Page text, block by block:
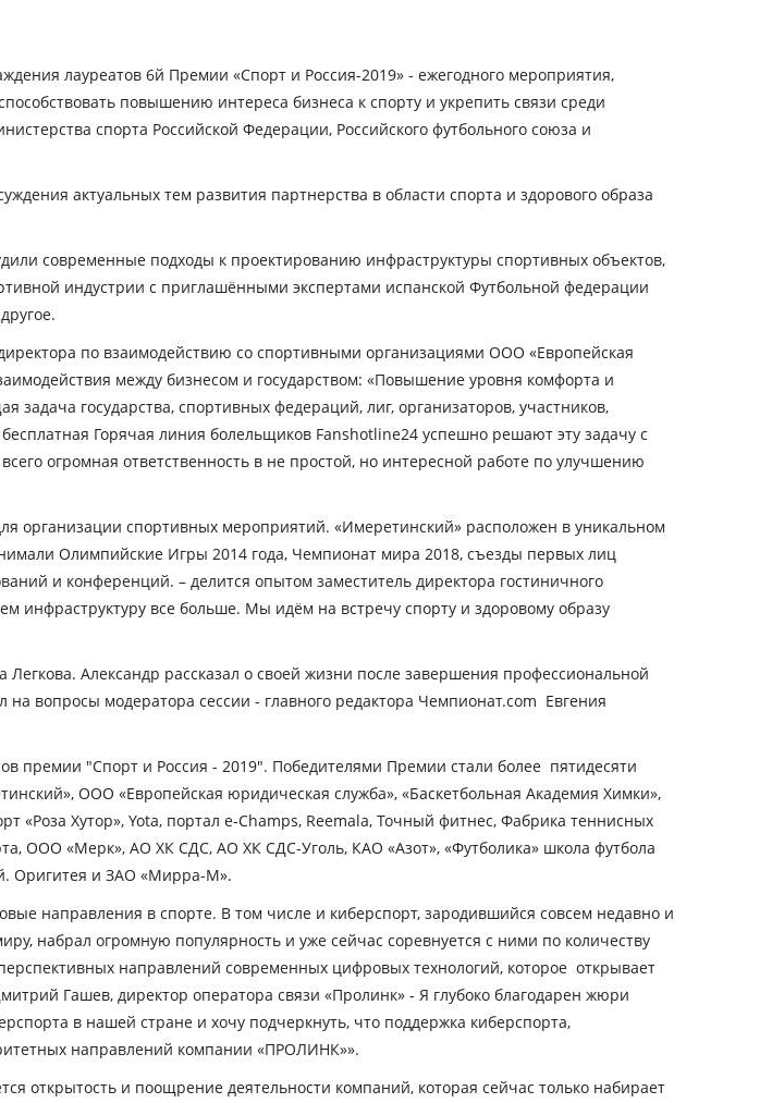
лауреатов 6й Премии «Спорт и Россия-2019» - ежегодного мероприятия,
повышению интереса бизнеса к спорту и укрепить связи среди
спорта Российской Федерации, Российского футбольного союза и
актуальных тем развития партнерства в области спорта и здорового образа
современные подходы к проектированию инфраструктуры спортивных объектов,
индустрии с приглашёнными экспертами испанской Футбольной федерации
по взаимодействию со спортивными организациями ООО «Европейская
между бизнесом и государством: «Повышение уровня комфорта и
государства, спортивных федераций, лиг, организаторов, участников,
Горячая линия болельщиков Fanshotline24 успешно решают эту задачу с
огромная ответственность в не простой, но интересной работе по улучшению
организации спортивных мероприятий. «Имеретинский» расположен в уникальном
Олимпийские Игры 2014 года, Чемпионат мира 2018, съезды первых лиц
и конференций. – делится опытом заместитель директора гостиничного
инфраструктуру все больше. Мы идём на встречу спорту и здоровому образу
Александр рассказал о своей жизни после завершения профессиональной
на вопросы модератора сессии - главного редактора Чемпионат.com Евгения
премии "Спорт и Россия - 2019". Победителями Премии стали более пятидесяти
ООО «Европейская юридическая служба», «Баскетбольная Академия Химки»,
Хутор», Yota, портал e-Champs, Reemala, Точный фитнес, Фабрика теннисных
ООО «Мерк», АО ХК СДС, АО ХК СДС-Уголь, КАО «Азот», «Футболика» школа футбола
Оригитея и ЗАО «Мирра-М».
направления в спорте. В том числе и киберспорт, зародившийся совсем недавно и
набрал огромную популярность и уже сейчас соревнуется с ними по количеству
направлений современных цифровых технологий, которое открывает
Гашев, директор оператора связи «Пролинк» - Я глубоко благодарен жюри
в нашей стране и хочу подчеркнуть, что поддержка киберспорта,
направлений компании «ПРОЛИНК»».
открытость и поощрение деятельности компаний, которая сейчас только набирает